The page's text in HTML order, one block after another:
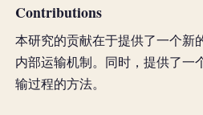
Contributions
本研究的贡献在于提供了一个新
内部运输机制。同时，提供了一
输过程的方法。